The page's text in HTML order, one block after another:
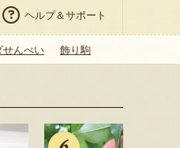
ヘルプ＆サポート
せんべい 飾り駒